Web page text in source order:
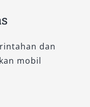
MT
1.500 cc
yang
di
dan
mobil